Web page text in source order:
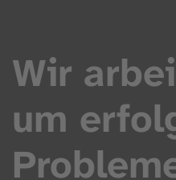
Wir
um